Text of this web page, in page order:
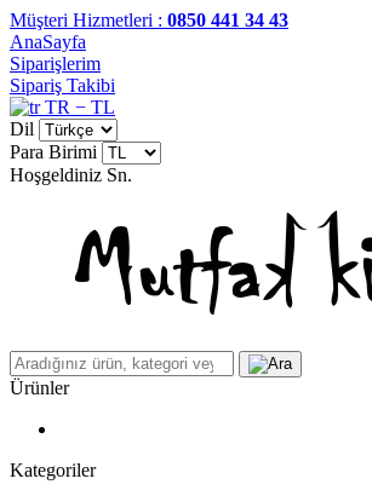
Müşteri Hizmetleri : 0850 441 34 43
AnaSayfa
Siparişlerim
Sipariş Takibi
TR − TL
Dil
Para Birimi
Hoşgeldiniz Sn.
Ürünler
Kategoriler